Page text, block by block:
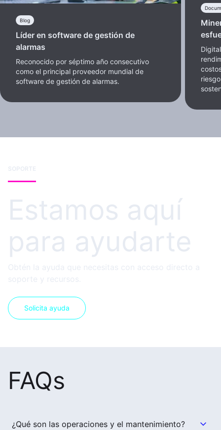
Blog
Líder en software de gestión de
alarmas
Reconocido por séptimo año consecutivo
como el principal proveedor mundial de
software de gestión de alarmas.
SOPORTE
Estamos aquí
para ayudarte
Obtén la ayuda que necesitas con acceso directo a
soporte y recursos.
Solicita ayuda
FAQs
¿Qué son las operaciones y el mantenimiento?